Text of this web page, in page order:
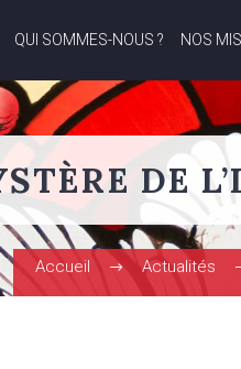
QUI SOMMES-NOUS ? NOS
DE
Accueil Actualités